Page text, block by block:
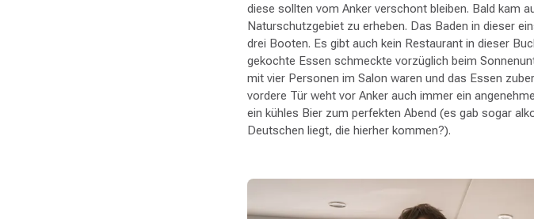
diese sollten vom Anker verschont bleiben. Bald kam
Naturschutzgebiet zu erheben. Das Baden in dieser
drei Booten. Es gibt auch kein Restaurant in dieser
gekochte Essen schmeckte vorzüglich beim
mit vier Personen im Salon waren und das Essen
vordere Tür weht vor Anker auch immer ein
ein kühles Bier zum perfekten Abend (es gab sogar
Deutschen liegt, die hierher kommen?).